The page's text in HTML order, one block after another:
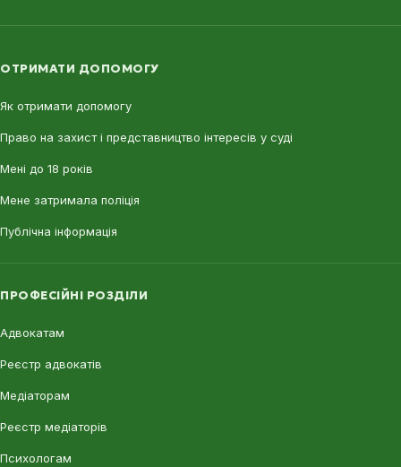
ОТРИМАТИ ДОПОМОГУ
Як отримати допомогу
Право на захист і представництво інтересів у суді
Мені до 18 років
Мене затримала поліція
Публічна інформація
ПРОФЕСІЙНІ РОЗДІЛИ
Адвокатам
Реєстр адвокатів
Медіаторам
Реєстр медіаторів
Психологам